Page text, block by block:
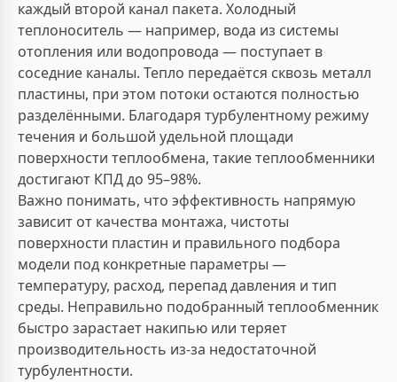
каждый второй канал пакета. Холодный
теплоноситель — например, вода из системы
отопления или водопровода — поступает в
соседние каналы. Тепло передаётся сквозь металл
пластины, при этом потоки остаются полностью
разделёнными. Благодаря турбулентному режиму
течения и большой удельной площади
поверхности теплообмена, такие теплообменники
достигают КПД до 95–98%.
Важно понимать, что эффективность напрямую
зависит от качества монтажа, чистоты
поверхности пластин и правильного подбора
модели под конкретные параметры —
температуру, расход, перепад давления и тип
среды. Неправильно подобранный теплообменник
быстро зарастает накипью или теряет
производительность из-за недостаточной
турбулентности.